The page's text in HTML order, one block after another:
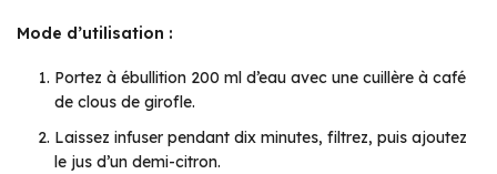
Mode d’utilisation :
Portez à ébullition 200 ml d’eau avec une cuillère à café
de clous de girofle.
Laissez infuser pendant dix minutes, filtrez, puis ajoutez
le jus d’un demi-citron.